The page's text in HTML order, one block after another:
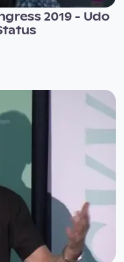
2019 - Udo